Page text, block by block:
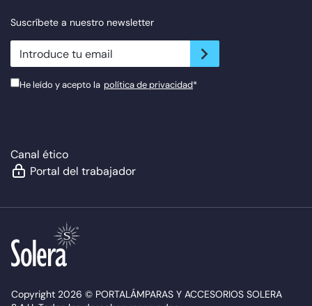
Suscríbete a nuestro newsletter
newsletter.suscribe
He leído y acepto la política de privacidad*
Canal ético
Portal del trabajador
Copyright 2026 © PORTALÁMPARAS Y ACCESORIOS SOLERA